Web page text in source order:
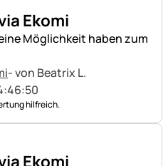
Ekomi
Möglichkeit haben zum
- von Beatrix L.
hilfreich.
Ekomi